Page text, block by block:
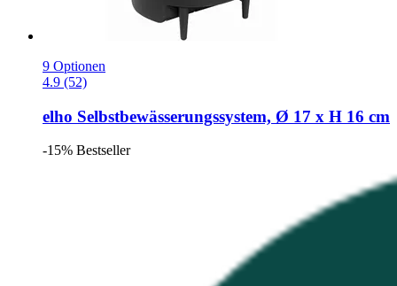
9 Optionen
4.9 (52)
elho Selbstbewässerungssystem, Ø 17 x H 16 cm
-15% Bestseller